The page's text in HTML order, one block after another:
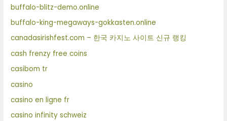
buffalo-blitz-demo.online
buffalo-king-megaways-gokkasten.online
canadasirishfest.com – 한국 카지노 사이트 신규 랭킹
cash frenzy free coins
casibom tr
casino
casino en ligne fr
casino infinity schweiz